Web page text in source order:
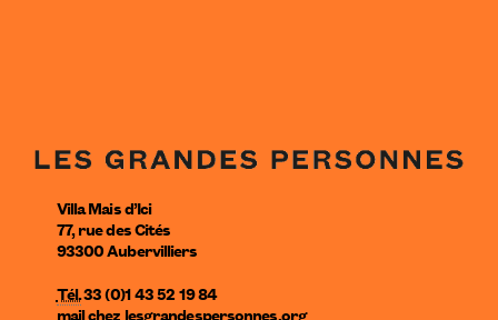
Villa Mais d’Ici
77, rue des Cités
93300Aubervilliers
Tél.33 (0)1 43 52 19 84
mailchez lesgrandespersonnes.org